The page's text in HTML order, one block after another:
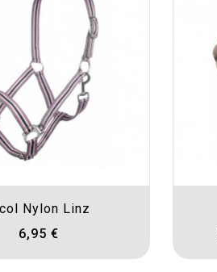
Nylon Linz
6,95 €